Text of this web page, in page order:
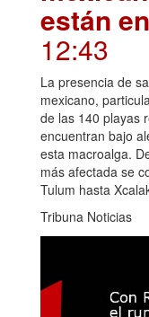
están
12:43
La presencia de
mexicano,
de las 140 playas
encuentran bajo
esta macroalga.
más afectada se
Tulum hasta
Tribuna Noticias